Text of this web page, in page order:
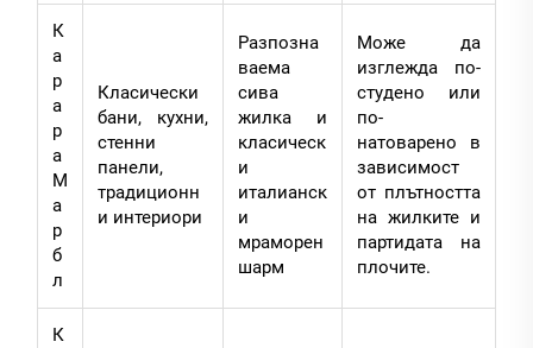
К
а
р
а
р
а
М
а
р
б
л
Класически
бани, кухни,
стенни
панели,
традиционн
и интериори
Разпозна
ваема
сива
жилка и
класическ
и
италианск
и
мраморен
шарм
Може да
изглежда по-
студено или
по-
натоварено в
зависимост
от плътността
на жилките и
партидата на
плочите.
К